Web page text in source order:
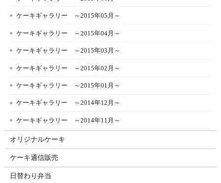
ケーキギャラリー ～2015年05月～
ケーキギャラリー ～2015年04月～
ケーキギャラリー ～2015年03月～
ケーキギャラリー ～2015年02月～
ケーキギャラリー ～2015年01月～
ケーキギャラリー ～2014年12月～
ケーキギャラリー ～2014年11月～
オリジナルケーキ
ケーキ通信販売
日替わり弁当